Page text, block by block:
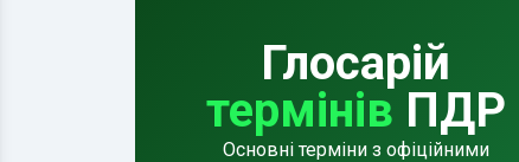
Глосарій
термінів ПДР
Основні терміни з офіційними